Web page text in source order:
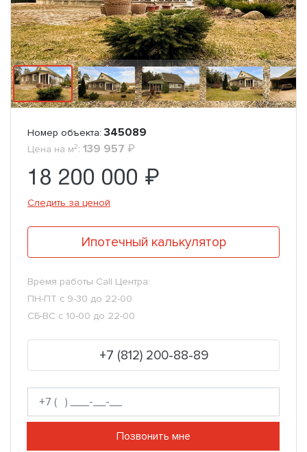
Номер объекта: 345089
Цена на м2: 139 957 ₽
18 200 000 ₽
Следить за ценой
Ипотечный калькулятор
Время работы Call Центра:
ПН-ПТ с 9-30 до 22-00
СБ-ВС с 10-00 до 22-00
+7 (812) 200-88-89
Позвонить мне